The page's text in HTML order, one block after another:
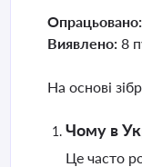
Опрацьовано:
Виявлено: 8
На основі
Чому в
Це часто